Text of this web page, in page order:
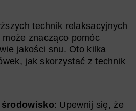
technik relaksacyjnych
znacząco pomóc
jakości snu. Oto kilka
jak skorzystać z technik
: Upewnij się, że